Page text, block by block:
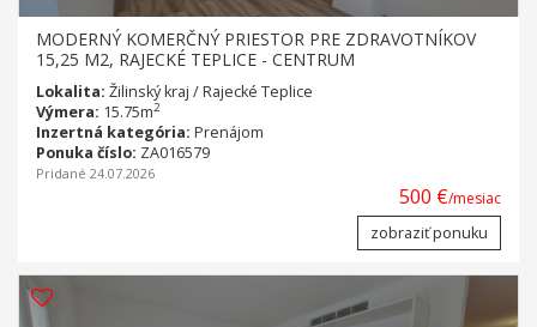
MODERNÝ KOMERČNÝ PRIESTOR PRE ZDRAVOTNÍKOV
15,25 M2, RAJECKÉ TEPLICE - CENTRUM
Lokalita: Žilinský kraj / Rajecké Teplice
Výmera: 15.75m2
Inzertná kategória: Prenájom
Ponuka číslo: ZA016579
Pridané 24.07.2026
500 €/mesiac
zobraziť ponuku